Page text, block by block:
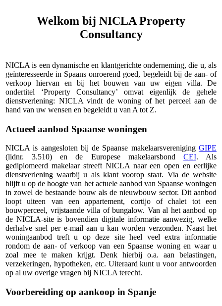
Welkom bij NICLA Property
Consultancy
NICLA is een dynamische en klantgerichte onderneming, die u, als
geïnteresseerde in Spaans onroerend goed, begeleidt bij de aan- of
verkoop hiervan en bij het bouwen van uw eigen villa. De
ondertitel ‘Property Consultancy’ omvat eigenlijk de gehele
dienstverlening: NICLA vindt de woning of het perceel aan de
hand van uw wensen en begeleidt u van A tot Z.
Actueel aanbod Spaanse woningen
NICLA is aangesloten bij de Spaanse makelaarsvereniging GIPE
(lidnr. 3.510) en de Europese makelaarsbond CEI. Als
gediplomeerd makelaar streeft NICLA naar een open en eerlijke
dienstverlening waarbij u als klant voorop staat. Via de website
blijft u op de hoogte van het actuele aanbod van Spaanse woningen
in zowel de bestaande bouw als de nieuwbouw sector. Dit aanbod
loopt uiteen van een appartement, cortijo of chalet tot een
bouwperceel, vrijstaande villa of bungalow. Van al het aanbod op
de NICLA-site is bovendien digitale informatie aanwezig, welke
derhalve snel per e-mail aan u kan worden verzonden. Naast het
woningaanbod treft u op deze site heel veel extra informatie
rondom de aan- of verkoop van een Spaanse woning en waar u
zoal mee te maken krijgt. Denk hierbij o.a. aan belastingen,
verzekeringen, hypotheken, etc. Uiteraard kunt u voor antwoorden
op al uw overige vragen bij NICLA terecht.
Voorbereiding op aankoop in Spanje